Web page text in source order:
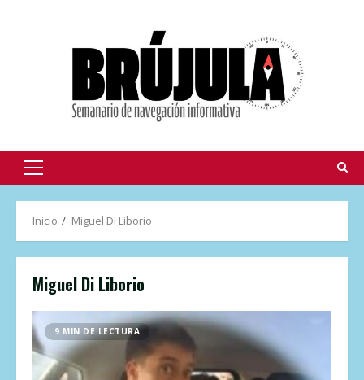
Inicio Miguel Di Liborio
Miguel Di Liborio
9 MIN DE LECTURA